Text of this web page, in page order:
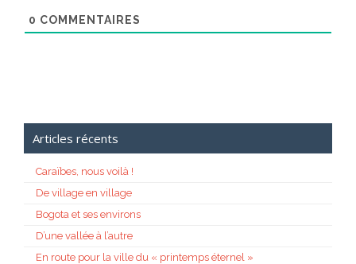
0 COMMENTAIRES
Articles récents
Caraïbes, nous voilà !
De village en village
Bogota et ses environs
D’une vallée à l’autre
En route pour la ville du « printemps éternel »